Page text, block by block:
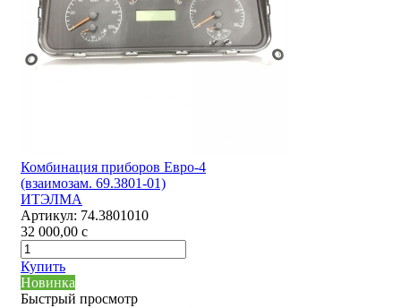
Комбинация приборов Евро-4
(взаимозам. 69.3801-01)
ИТЭЛМА
Артикул: 74.3801010
32 000,00 c
Купить
Новинка
Быстрый просмотр